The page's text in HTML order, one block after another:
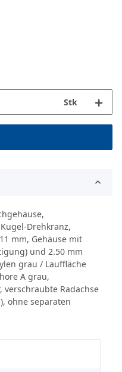
Stk
Drehkranz,
mm, Gehäuse mit
und 2.50 mm
grau / Lauffläche
A grau,
verschraubte Radachse
ohne separaten